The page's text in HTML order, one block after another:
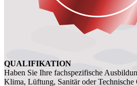
QUALIFIKATION
Haben Sie Ihre fachspezifische
Klima, Lüftung, Sanitär oder Technische